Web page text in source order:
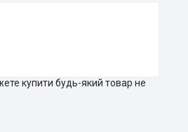
купити будь-який товар не